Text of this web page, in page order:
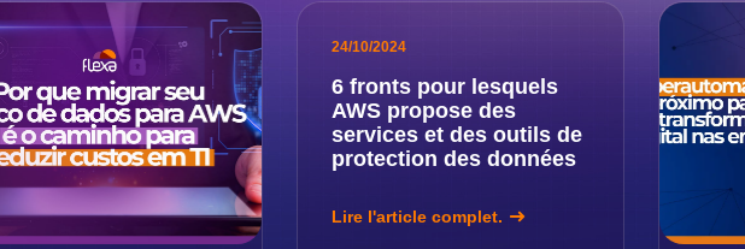
24/10/2024
6 fronts pour lesquels
AWS propose des
services et des outils de
protection des données
Lire l'article complet.